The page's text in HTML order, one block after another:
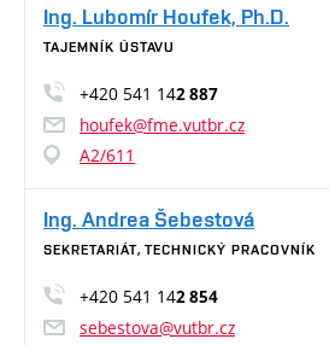
Ing. Lubomír Houfek, Ph.D.
TAJEMNÍK ÚSTAVU
+420 541 142 887
houfek@fme.vutbr.cz
A2/611
Ing. Andrea Šebestová
SEKRETARIÁT, TECHNICKÝ PRACOVNÍK
+420 541 142 854
sebestova@vutbr.cz